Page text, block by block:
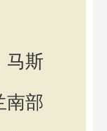
马斯
南部